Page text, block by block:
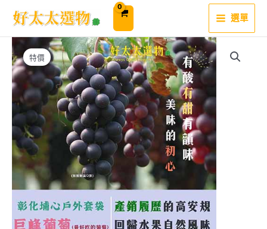
內
選單
特價